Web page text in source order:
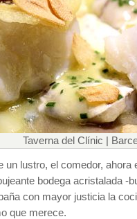
Taverna del Clínic |
un lustro, el comedor,
bodega acristalada -
con mayor justicia la
que merece.